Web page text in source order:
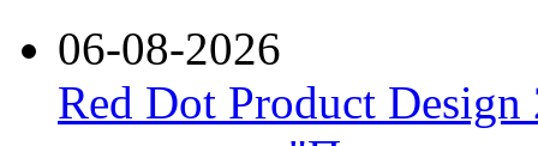
06-08-2026
Red Dot Product Design